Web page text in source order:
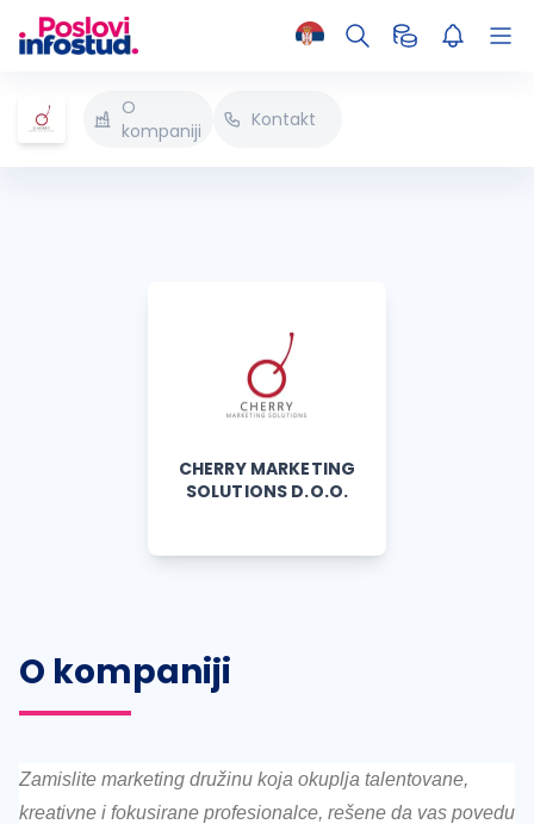
O
kompaniji
Kontakt
CHERRY MARKETING
SOLUTIONS D.O.O.
O kompaniji
Zamislite marketing družinu koja okuplja talentovane,
kreativne i fokusirane profesionalce, rešene da vas povedu